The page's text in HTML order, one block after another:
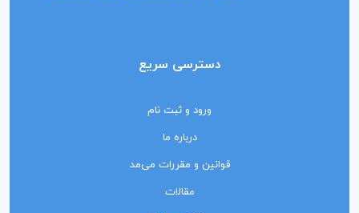
دسترسی سریع
ورود و ثبت نام
درباره ما
قوانین و مقررات می‌مد
مقالات